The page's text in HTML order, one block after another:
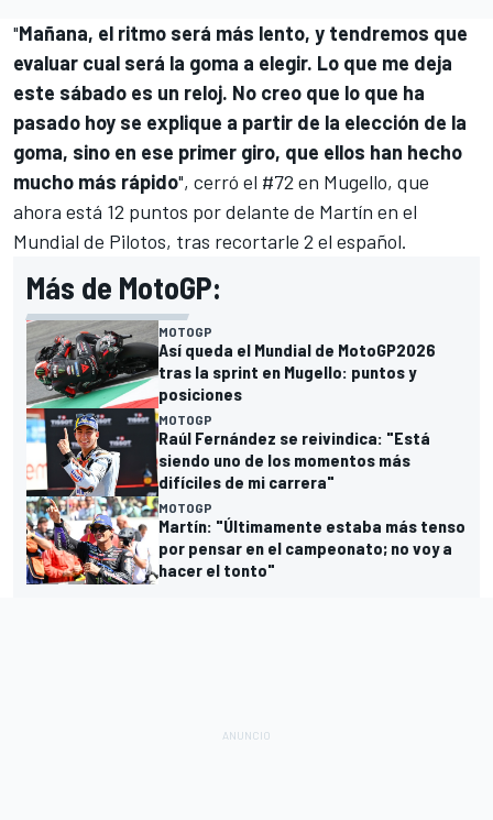
"Mañana, el ritmo será más lento, y tendremos que
evaluar cual será la goma a elegir. Lo que me deja
este sábado es un reloj. No creo que lo que ha
pasado hoy se explique a partir de la elección de la
goma, sino en ese primer giro, que ellos han hecho
mucho más rápido", cerró el #72 en Mugello, que
ahora está 12 puntos por delante de Martín en el
Mundial de Pilotos, tras recortarle 2 el español.
Más de MotoGP:
MOTOGP
Así queda el Mundial de MotoGP2026
tras la sprint en Mugello: puntos y
posiciones
MOTOGP
Raúl Fernández se reivindica: "Está
siendo uno de los momentos más
difíciles de mi carrera"
MOTOGP
Martín: "Últimamente estaba más tenso
por pensar en el campeonato; no voy a
hacer el tonto"